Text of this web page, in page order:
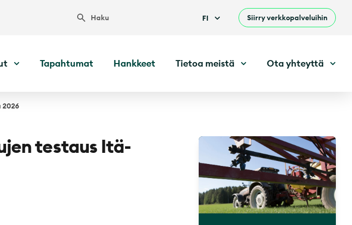
Haku FI Siirry verkkopalveluihin
Tapahtumat Hankkeet Tietoa meistä Ota yhteyttä
2026
testaus Itä-